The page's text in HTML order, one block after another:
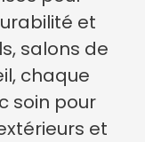
et
salons de
chaque
soin pour
et